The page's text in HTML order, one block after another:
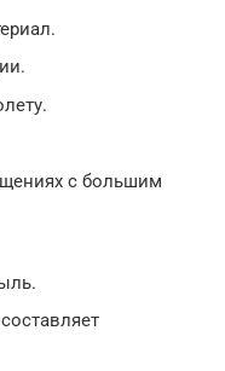
с большим